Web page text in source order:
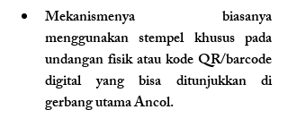
Mekanismenya biasanya
menggunakan stempel khusus pada
undangan fisik atau kode QR/barcode
digital yang bisa ditunjukkan di
gerbang utama Ancol.